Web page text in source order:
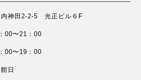
内神田2-2-5 光正ビル６F
〜21：00
〜19：00